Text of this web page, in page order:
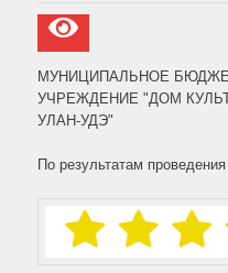
МУНИЦИПАЛЬНОЕ
УЧРЕЖДЕНИЕ "ДОМ
УЛАН-УДЭ"
По результатам